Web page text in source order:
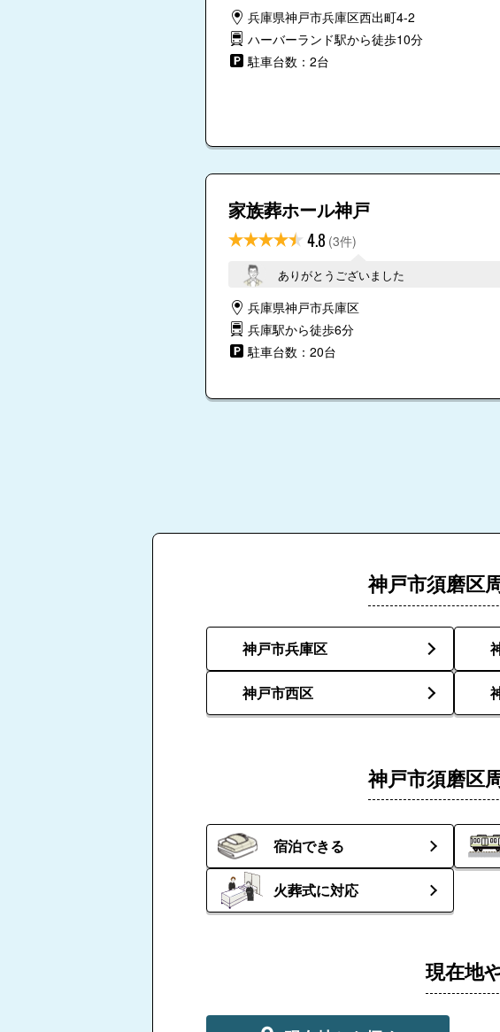
兵庫県神戸市兵庫区西出町4-2
ハーバーランド駅から徒歩10分
駐車台数：2台
家族葬ホール神戸
4.8 (3件)
ありがとうございました
兵庫県神戸市兵庫区
兵庫駅から徒歩6分
駐車台数：20台
神戸市須磨区
神戸市兵庫区
神戸市西区
神戸市須磨区
宿泊できる
火葬式に対応
現在地